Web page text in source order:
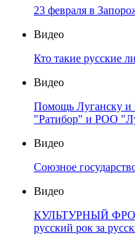
23 февраля в
Видео
Кто такие русские
Видео
Помощь Луганску и
"Ратибор" и РОО
Видео
Союзное
Видео
КУЛЬТУРНЫЙ
русский рок за